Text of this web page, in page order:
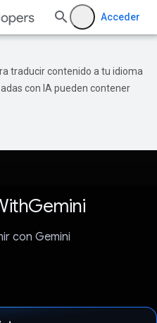
Acceder
traducir contenido a tu idioma
con IA pueden contener
con Gemini